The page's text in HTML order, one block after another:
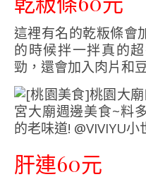
這裡有名的乾粄條會
的時候拌一拌真的
勁，還會加入肉片和
肝連60元